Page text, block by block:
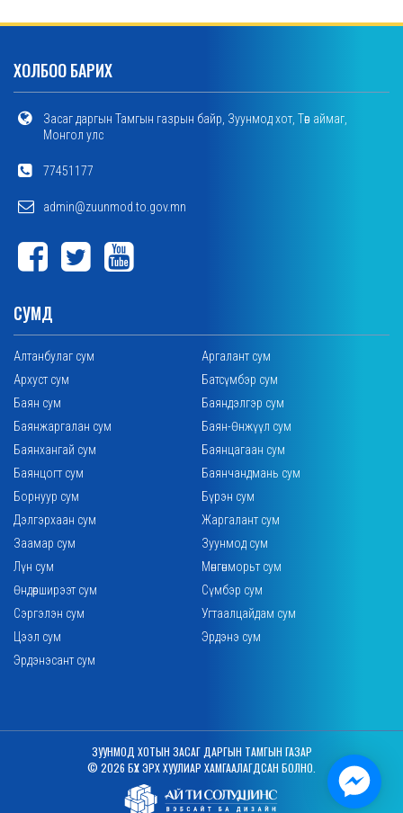
ХОЛБОО БАРИХ
Засаг даргын Тамгын газрын байр, Зуунмод хот, Төв аймаг,
Монгол улс
77451177
admin@zuunmod.to.gov.mn
СУМД
Алтанбулаг сум
Аргалант сум
Архуст сум
Батсүмбэр сум
Баян сум
Баяндэлгэр сум
Баянжаргалан сум
Баян-Өнжүүл сум
Баянхангай сум
Баянцагаан сум
Баянцогт сум
Баянчандмань сум
Борнуур сум
Бүрэн сум
Дэлгэрхаан сум
Жаргалант сум
Заамар сум
Зуунмод сум
Лүн сум
Мөнгөнморьт сум
Өндөрширээт сум
Сүмбэр сум
Сэргэлэн сум
Угтаалцайдам сум
Цээл сум
Эрдэнэ сум
Эрдэнэсант сум
ЗУУНМОД ХОТЫН ЗАСАГ ДАРГЫН ТАМГЫН ГАЗАР
© 2026 БҮХ ЭРХ ХУУЛИАР ХАМГААЛАГДСАН БОЛНО.